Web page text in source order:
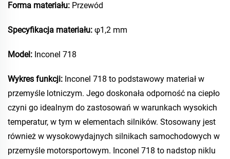
Forma materiału: Przewód
Specyfikacja materiału: φ1,2 mm
Model: Inconel 718
Wykres funkcji: Inconel 718 to podstawowy materiał w
przemyśle lotniczym. Jego doskonała odporność na ciepło
czyni go idealnym do zastosowań w warunkach wysokich
temperatur, w tym w elementach silników. Stosowany jest
również w wysokowydajnych silnikach samochodowych w
przemyśle motorsportowym. Inconel 718 to nadstop niklu